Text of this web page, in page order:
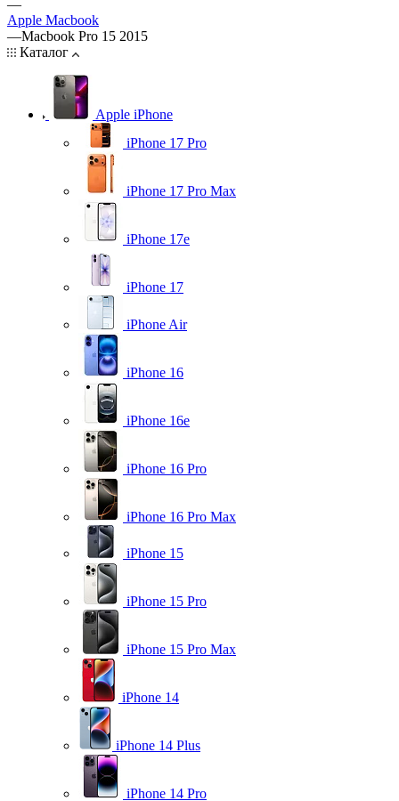
—
Apple Macbook
—Macbook Pro 15 2015
Каталог
Apple iPhone
iPhone 17 Pro
iPhone 17 Pro Max
iPhone 17e
iPhone 17
iPhone Air
iPhone 16
iPhone 16e
iPhone 16 Pro
iPhone 16 Pro Max
iPhone 15
iPhone 15 Pro
iPhone 15 Pro Max
iPhone 14
iPhone 14 Plus
iPhone 14 Pro